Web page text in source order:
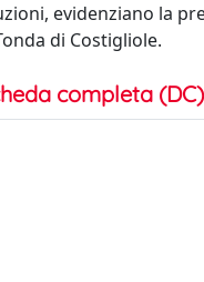
evidenziano la
di Costigliole.
completa (DC)